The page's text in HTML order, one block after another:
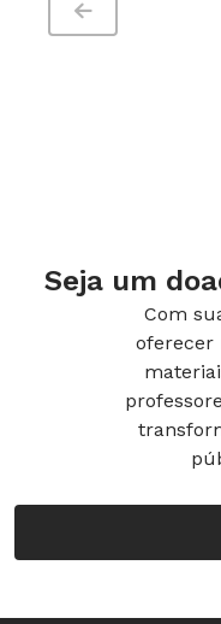
Seja um
Com
oferecer